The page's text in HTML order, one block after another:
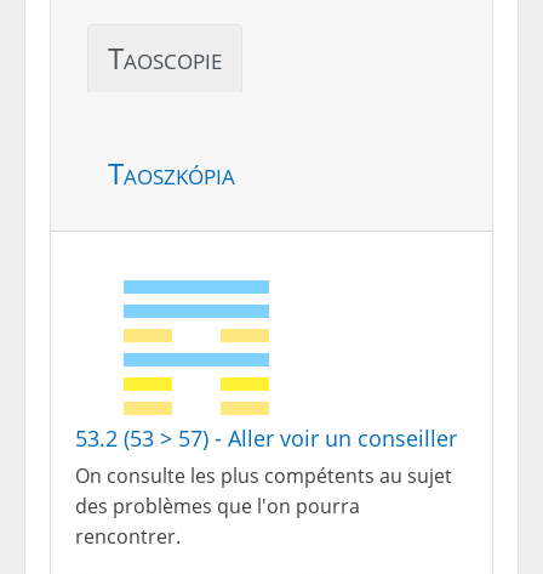
Taoscopie
Taoszkópia
53.2 (53 > 57) - Aller voir un conseiller
On consulte les plus compétents au sujet
des problèmes que l'on pourra
rencontrer.